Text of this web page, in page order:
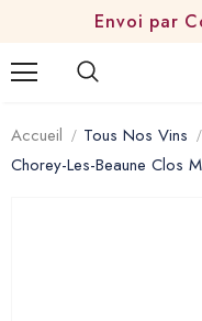
Envoi par
Accueil
Tous Nos Vins
Chorey-Les-Beaune Clos